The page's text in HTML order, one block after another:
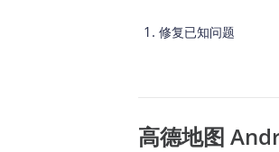
修复已知问题
高德地图